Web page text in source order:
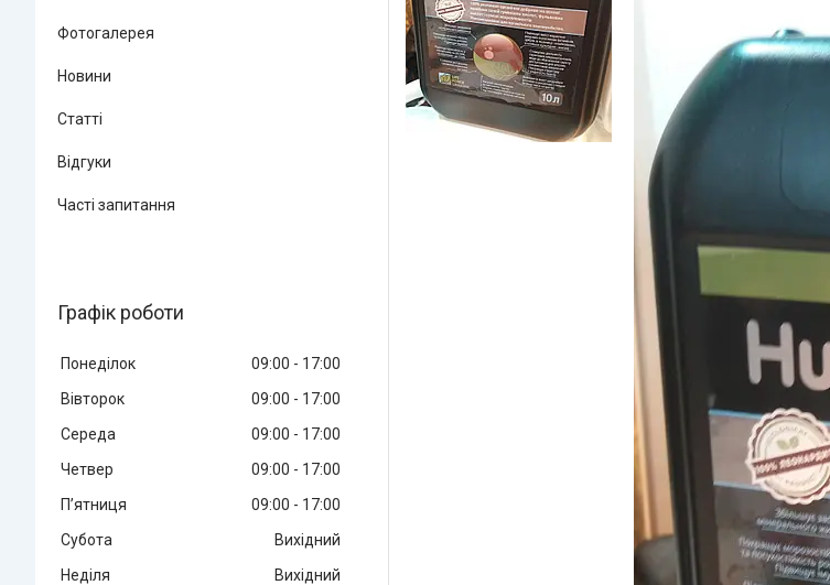
Фотогалерея
Новини
Статті
Відгуки
Часті запитання
Графік роботи
Понеділок 09:00
17:00
Вівторок
09:00
17:00
Середа
09:00
17:00
Четвер
09:00
17:00
Пʼятниця
09:00
17:00
Субота
Вихідний
Неділя
Вихідний